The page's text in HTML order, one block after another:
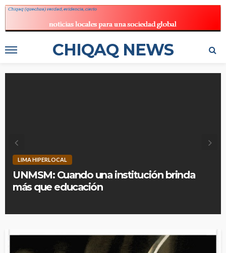
CHIQAQ NEWS
LIMA HIPERLOCAL
UNMSM: Cuando una institución brinda
más que educación